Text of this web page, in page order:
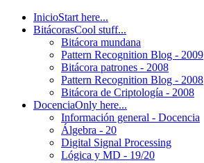
InicioStart here...
BitácorasCool stuff...
Bitácora mundana
Pattern Recognition Blog - 2009
Bitácora patrones - 2008
Pattern Recognition Blog - 2008
Bitácora de Criptología - 2008
DocenciaOnly here...
Información general - Docencia
Álgebra - 20
Digital Signal Processing
Lógica y MD - 19/20